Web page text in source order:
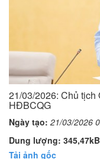
21/03/2026: Chủ
HĐBCQG
Ngày tạo: 21/03/2026
Dung lượng: 345,47kB
Tải ảnh gốc